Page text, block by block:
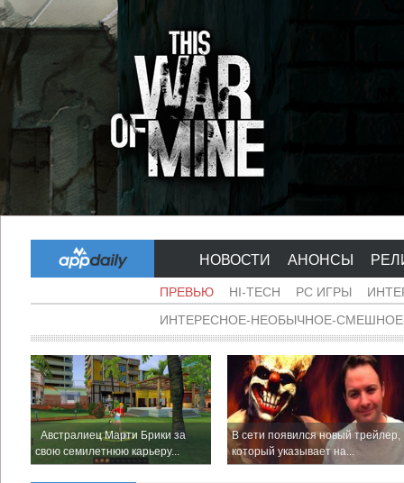
НОВОСТИ АНОНСЫ
ПРЕВЬЮ HI-TECH PC ИГРЫ
ИНТЕРЕСНОЕ-НЕОБЫЧНОЕ-
Австралиец Марти Брики за
свою семилетнюю карьеру...
В сети появился новый трейлер,
который указывает на...